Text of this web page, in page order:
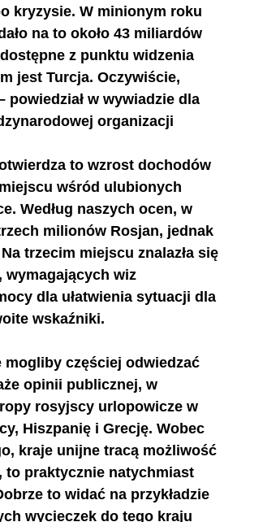
kryzysie. W minionym roku
na to około 43 miliardów
z punktu widzenia
jest Turcja. Oczywiście,
w wywiadzie dla
organizacji
to wzrost dochodów
wśród ulubionych
Według naszych ocen, w
milionów Rosjan, jednak
trzecim miejscu znalazła się
wymagających wiz
dla ułatwienia sytuacji dla
wskaźniki.
częściej odwiedzać
opinii publicznej, w
rosyjscy urlopowicze w
Hiszpanię i Grecję. Wobec
kraje unijne tracą możliwość
to praktycznie natychmiast
to widać na przykładzie
wycieczek do tego kraju